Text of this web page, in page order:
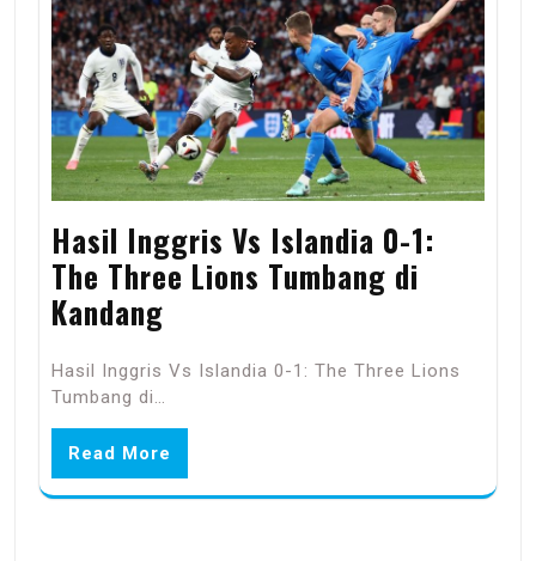
Hasil Inggris Vs Islandia 0-1:
The Three Lions Tumbang di
Kandang
Hasil Inggris Vs Islandia 0-1: The Three Lions
Tumbang di…
Read More